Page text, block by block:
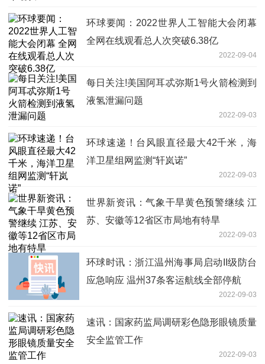
环球要闻：2022世界人工智能大会闭幕
全网在线观看总人次突破6.38亿
2022-09-04
每日关注!美国阿耳忒弥斯1号火箭检测到
液氢泄漏问题
2022-09-03
环球速递！台风眼直径最大42千米，海
洋卫星组网监测“轩岚诺”
2022-09-03
世界新资讯：气象干旱黄色预警继续 江
苏、安徽等12省区市局地有特旱
2022-09-03
环球时讯：浙江温州海事局启动II级防台
应急响应 温州37条客运航线全部停航
2022-09-03
速讯：国家药监局调研彩色隐形眼镜质量
安全监管工作
2022-09-03